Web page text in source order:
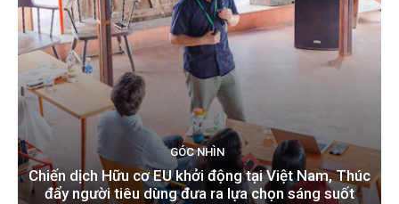
GÓC NHÌN
Chiến dịch Hữu cơ EU khởi động tại Việt Nam, Thúc
đẩy người tiêu dùng đưa ra lựa chọn sáng suốt